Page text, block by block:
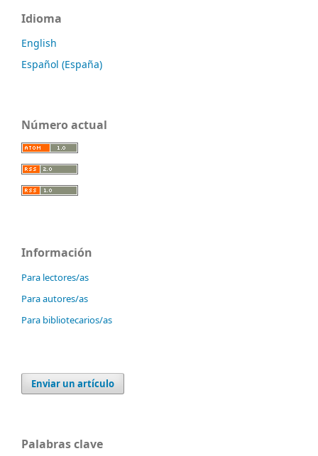
Idioma
English
Español (España)
Número actual
Información
Para lectores/as
Para autores/as
Para bibliotecarios/as
Enviar un artículo
Palabras clave